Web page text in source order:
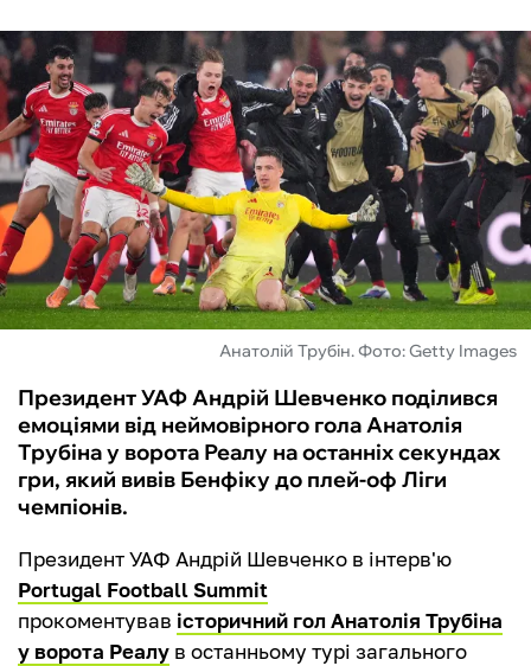
КІБЕРСПОРТ
ЧС-2026
ФУТЗАЛ
ІНШІ
БУКМЕКЕРИ
Анатолій Трубін. Фото: Getty Images
Президент УАФ Андрій Шевченко поділився
емоціями від неймовірного гола Анатолія
Трубіна у ворота Реалу на останніх секундах
гри, який вивів Бенфіку до плей-оф Ліги
чемпіонів.
Президент УАФ Андрій Шевченко в інтерв'ю
Portugal Football Summit
прокоментував історичний гол Анатолія Трубіна
у ворота Реалу в останньому турі загального